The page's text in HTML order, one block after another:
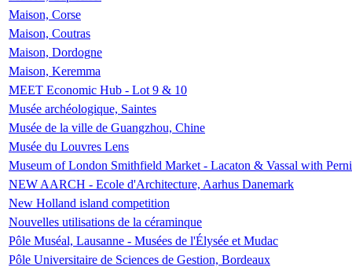
Maison, Corse
Maison, Coutras
Maison, Dordogne
Maison, Keremma
MEET Economic Hub - Lot 9 & 10
Musée archéologique, Saintes
Musée de la ville de Guangzhou, Chine
Musée du Louvres Lens
Museum of London Smithfield Market - Lacaton & Vassal with
NEW AARCH - Ecole d'Architecture, Aarhus Danemark
New Holland island competition
Nouvelles utilisations de la céraminque
Pôle Muséal, Lausanne - Musées de l'Élysée et Mudac
Pôle Universitaire de Sciences de Gestion, Bordeaux